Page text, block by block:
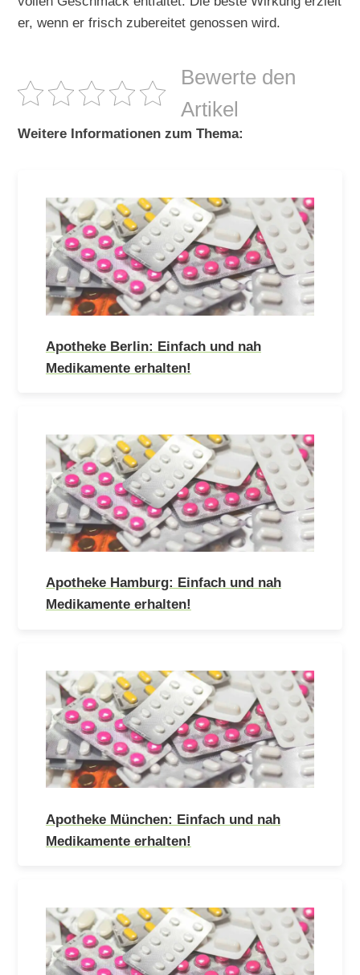
er, wenn er frisch zubereitet genossen wird.
Bewerte den
Artikel
Weitere Informationen zum Thema:
Apotheke Berlin: Einfach und nah
Medikamente erhalten!
Apotheke Hamburg: Einfach und nah
Medikamente erhalten!
Apotheke München: Einfach und nah
Medikamente erhalten!